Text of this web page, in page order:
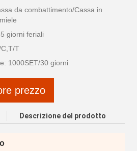
da combattimento/Cassa in
giorni feriali
T
1000SET/30 giorni
prezzo
Descrizione del prodotto